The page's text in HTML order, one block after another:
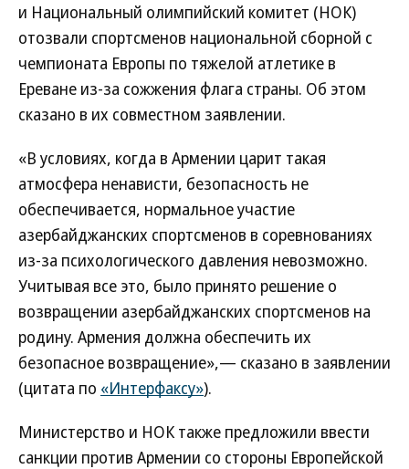
и Национальный олимпийский комитет (НОК)
отозвали спортсменов национальной сборной с
чемпионата Европы по тяжелой атлетике в
Ереване из-за сожжения флага страны. Об этом
сказано в их совместном заявлении.
«В условиях, когда в Армении царит такая
атмосфера ненависти, безопасность не
обеспечивается, нормальное участие
азербайджанских спортсменов в соревнованиях
из-за психологического давления невозможно.
Учитывая все это, было принято решение о
возвращении азербайджанских спортсменов на
родину. Армения должна обеспечить их
безопасное возвращение»,— сказано в заявлении
(цитата по «Интерфаксу»).
Министерство и НОК также предложили ввести
санкции против Армении со стороны Европейской